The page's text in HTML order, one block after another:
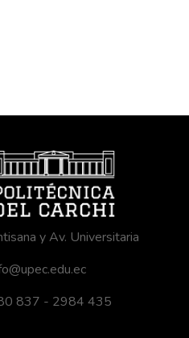
y Av. Universitaria
837 - 2984 435